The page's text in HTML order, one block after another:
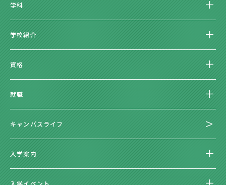
学科
学校紹介
資格
就職
キャンパスライフ
入学案内
入学イベント